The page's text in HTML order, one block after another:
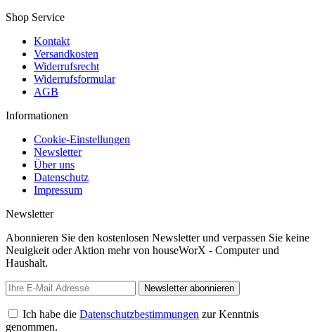
Shop Service
Kontakt
Versandkosten
Widerrufsrecht
Widerrufsformular
AGB
Informationen
Cookie-Einstellungen
Newsletter
Über uns
Datenschutz
Impressum
Newsletter
Abonnieren Sie den kostenlosen Newsletter und verpassen Sie keine
Neuigkeit oder Aktion mehr von houseWorX - Computer und
Haushalt.
Newsletter abonnieren
Ich habe die Datenschutzbestimmungen zur Kenntnis
genommen.